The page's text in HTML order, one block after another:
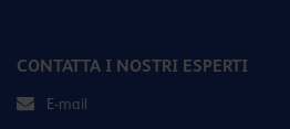
CONTATTA I NOSTRI ESPERTI
E-mail